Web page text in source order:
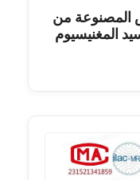
المصنوعة من
المغنيسيوم